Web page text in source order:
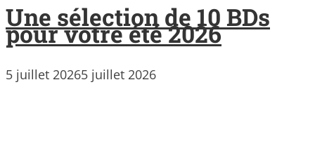
Une sélection de 10 BDs
pour votre été 2026
5 juillet 20265 juillet 2026